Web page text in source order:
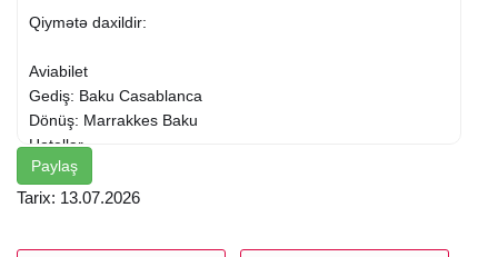
Qiymətə daxildir:
Aviabilet
Gediş: Baku Casablanca
Dönüş: Marrakkes Baku
Hotellər
Şəhərlər arası transfer
Bələdçi Azərbaycandan gedən
Paylaş
Tarix: 13.07.2026